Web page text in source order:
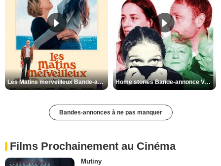
Les Matins merveilleux Bande-annonce VF Home stories Bande-annonce VO STFR
Bandes-annonces à ne pas manquer
Films Prochainement au Cinéma
Mutiny